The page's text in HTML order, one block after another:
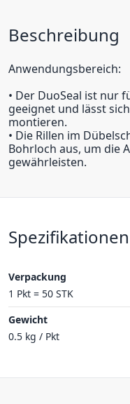
Beschreibung
Anwendungsbereich:
• Der DuoSeal ist nur
geeignet und lässt
montieren.
• Die Rillen im
Bohrloch aus, um die
gewährleisten.
Spezifikationen
Verpackung
1 Pkt = 50 STK
Gewicht
0.5 kg / Pkt